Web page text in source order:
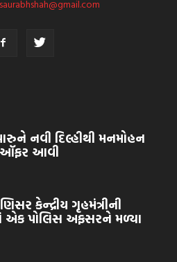
નવી દિલ્હીથી મનમોહન
ઑફર આવી
કેન્દ્રીય ગૃહમંત્રીની
એક પોલિસ અફસરને મળ્યા